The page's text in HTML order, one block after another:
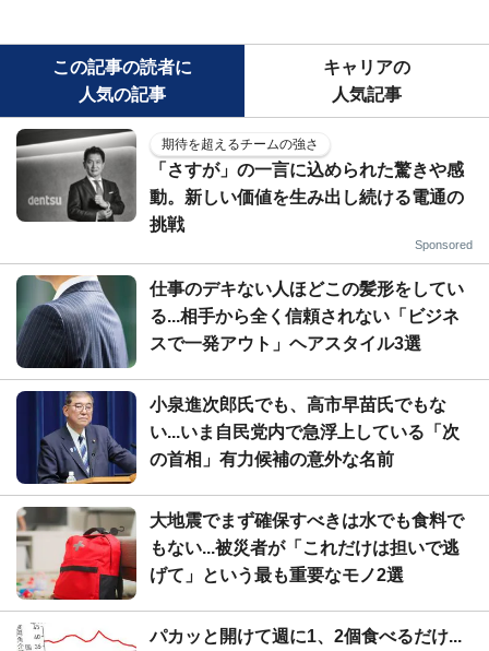
この記事の読者に
人気の記事
キャリアの
人気記事
期待を超えるチームの強さ
「さすが」の一言に込められた驚きや感
動。新しい価値を生み出し続ける電通の
挑戦
Sponsored
仕事のデキない人ほどこの髪形をしてい
る...相手から全く信頼されない「ビジネ
スで一発アウト」ヘアスタイル3選
小泉進次郎氏でも、高市早苗氏でもな
い...いま自民党内で急浮上している「次
の首相」有力候補の意外な名前
大地震でまず確保すべきは水でも食料で
もない...被災者が「これだけは担いで逃
げて」という最も重要なモノ2選
パカッと開けて週に1、2個食べるだけ...